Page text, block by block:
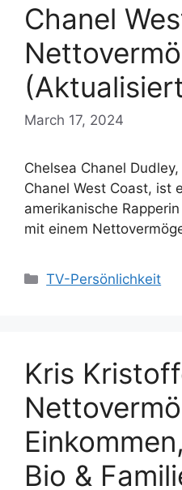
Chanel
March 17, 2024
Chelsea Chanel
Chanel West Coast, ist
amerikanische
mit einem
Categories
TV-Persönlichkeit
Kris
Bio &